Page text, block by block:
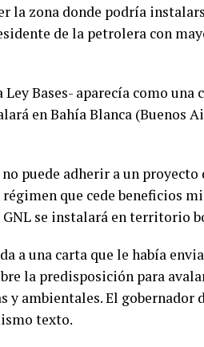
la zona donde podría
de la petrolera con
Bases- aparecía como una
en Bahía Blanca (Buenos
puede adherir a un proyecto
que cede beneficios
se instalará en territorio
a una carta que le había
la predisposición para
y ambientales. El gobernador
texto.